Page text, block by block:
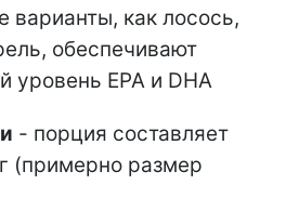
варианты, как лосось,
обеспечивают
уровень EPA и DHA
- порция составляет
(примерно размер